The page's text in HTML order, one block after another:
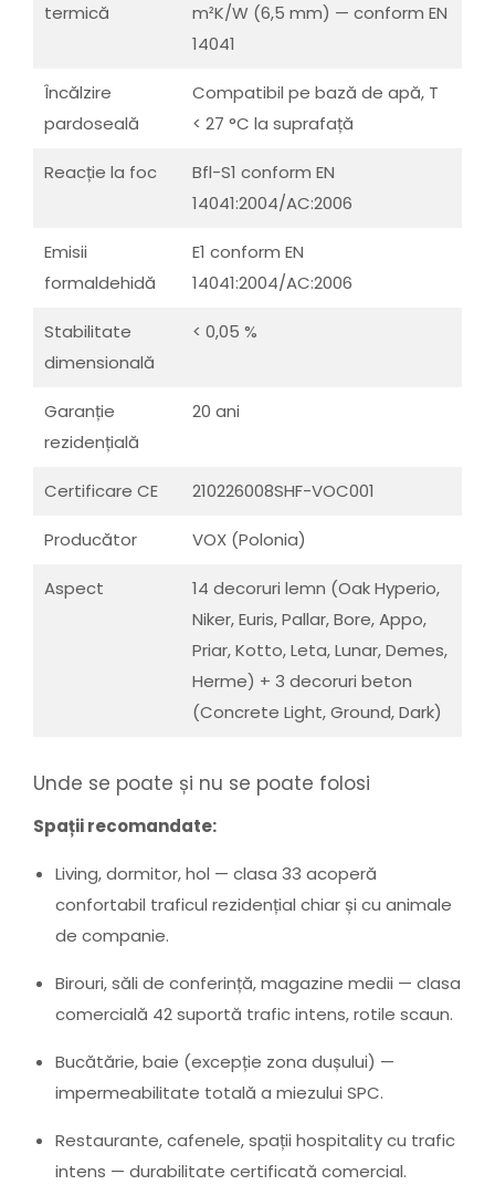
termică
m²K/W (6,5 mm) — conform EN
14041
Încălzire
pardoseală
Compatibil pe bază de apă, T
< 27 °C la suprafață
Reacție la foc
Bfl-S1 conform EN
14041:2004/AC:2006
Emisii
formaldehidă
E1 conform EN
14041:2004/AC:2006
Stabilitate
dimensională
< 0,05 %
Garanție
rezidențială
20 ani
Certificare CE 210226008SHF-VOC001
Producător VOX (Polonia)
Aspect
14 decoruri lemn (Oak Hyperio,
Niker, Euris, Pallar, Bore, Appo,
Priar, Kotto, Leta, Lunar, Demes,
Herme) + 3 decoruri beton
(Concrete Light, Ground, Dark)
Unde se poate și nu se poate folosi
Spații recomandate:
Living, dormitor, hol — clasa 33 acoperă
confortabil traficul rezidențial chiar și cu animale
de companie.
Birouri, săli de conferință, magazine medii — clasa
comercială 42 suportă trafic intens, rotile scaun.
Bucătărie, baie (excepție zona dușului) —
impermeabilitate totală a miezului SPC.
Restaurante, cafenele, spații hospitality cu trafic
intens — durabilitate certificată comercial.